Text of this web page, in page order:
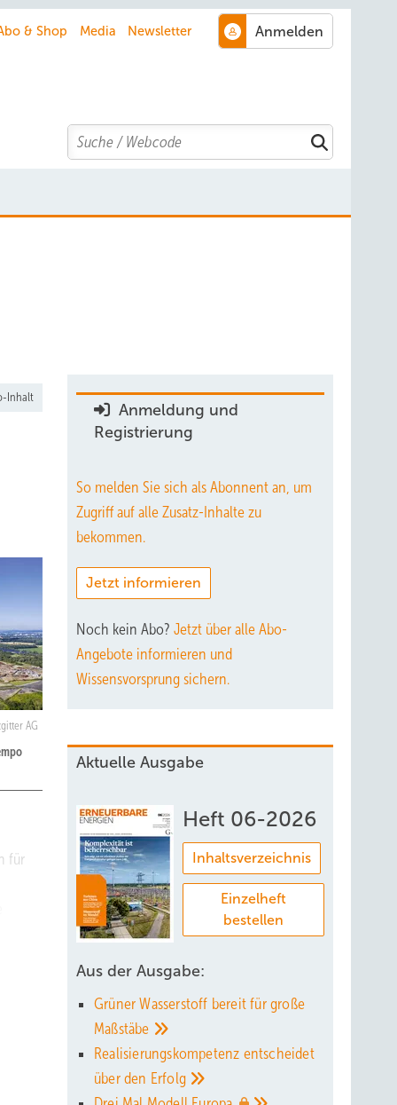
& Shop Media Newsletter
Search
Inhalt
AG
für
Anmeldung und
Registrierung
So melden Sie sich als Abonnent an, um
Zugriff auf alle Zusatz-Inhalte zu
bekommen.
Jetzt informieren
Noch kein Abo? Jetzt über alle Abo-
Angebote informieren und
Wissensvorsprung sichern.
Aktuelle Ausgabe
Heft 06-2026
Inhaltsverzeichnis
Einzelheft
bestellen
Aus der Ausgabe:
Grüner Wasserstoff bereit für große
Maßstäbe
Realisierungskompetenz entscheidet
über den Erfolg